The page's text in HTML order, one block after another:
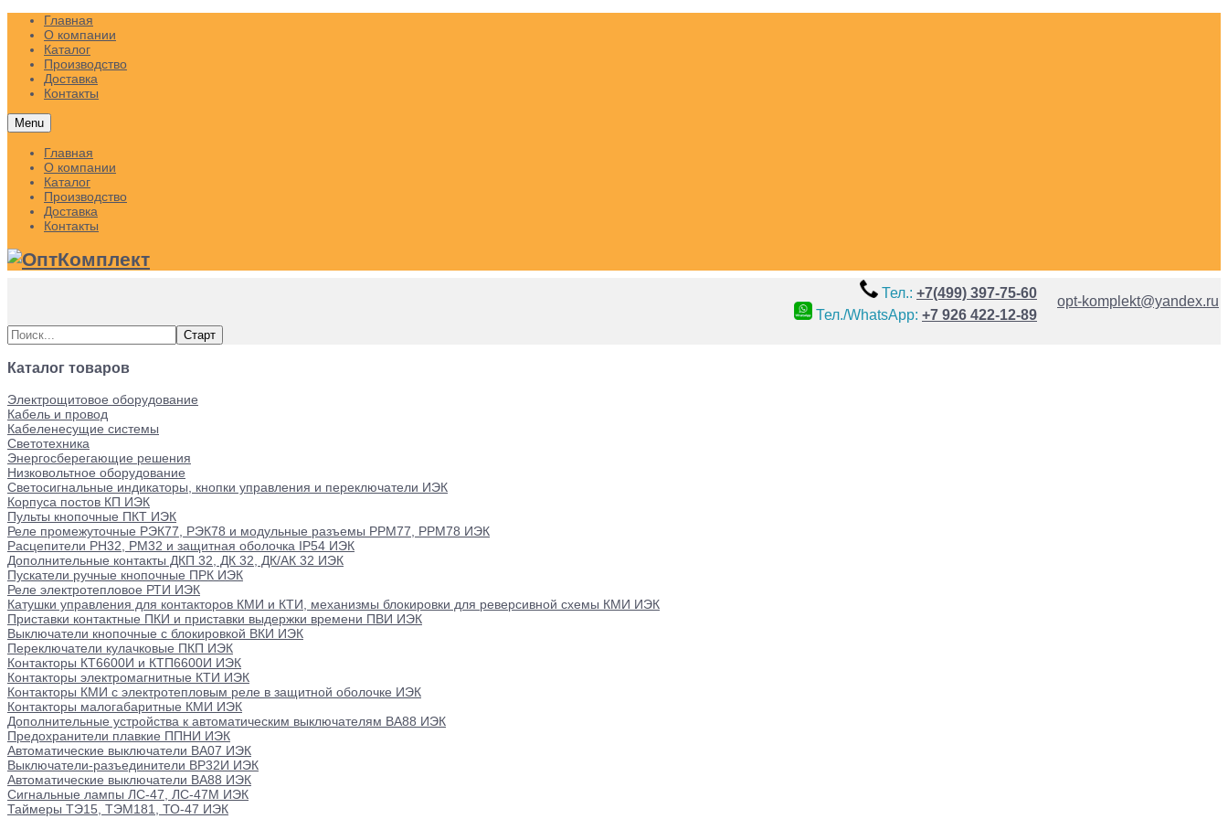
Главная
О компании
Каталог
Производство
Доставка
Контакты
Menu
Главная
О компании
Каталог
Производство
Доставка
Контакты
Тел.: +7(499) 397-75-60
Тел./WhatsApp: +7 926 422-12-89
opt-komplekt@yandex.ru
Каталог товаров
Электрощитовое оборудование
Кабель и провод
Кабеленесущие системы
Светотехника
Энергосберегающие решения
Низковольтное оборудование
Светосигнальные индикаторы, кнопки управления и переключатели ИЭК
Корпуса постов КП ИЭК
Пульты кнопочные ПКТ ИЭК
Реле промежуточные РЭК77, РЭК78 и модульные разъемы РРМ77, РРМ78 ИЭК
Расцепители РН32, РМ32 и защитная оболочка IP54 ИЭК
Дополнительные контакты ДКП 32, ДК 32, ДК/АК 32 ИЭК
Пускатели ручные кнопочные ПРК ИЭК
Реле электротепловое РТИ ИЭК
Катушки управления для контакторов КМИ и КТИ, механизмы блокировки для реверсивной схемы КМИ ИЭК
Приставки контактные ПКИ и приставки выдержки времени ПВИ ИЭК
Выключатели кнопочные с блокировкой ВКИ ИЭК
Переключатели кулачковые ПКП ИЭК
Контакторы КТ6600И и КТП6600И ИЭК
Контакторы электромагнитные КТИ ИЭК
Контакторы КМИ с электротепловым реле в защитной оболочке ИЭК
Контакторы малогабаритные КМИ ИЭК
Дополнительные устройства к автоматическим выключателям ВА88 ИЭК
Предохранители плавкие ППНИ ИЭК
Автоматические выключатели ВА07 ИЭК
Выключатели-разъединители ВР32И ИЭК
Автоматические выключатели ВА88 ИЭК
Сигнальные лампы ЛС-47, ЛС-47М ИЭК
Таймеры ТЭ15, ТЭМ181, ТО-47 ИЭК